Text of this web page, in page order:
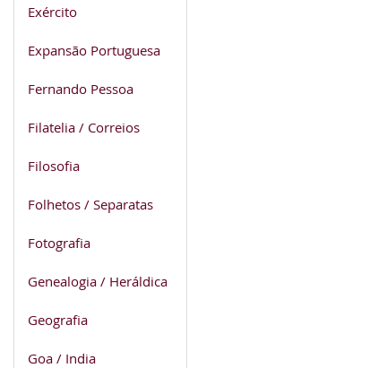
Exército
Expansão Portuguesa
Fernando Pessoa
Filatelia / Correios
Filosofia
Folhetos / Separatas
Fotografia
Genealogia / Heráldica
Geografia
Goa / India